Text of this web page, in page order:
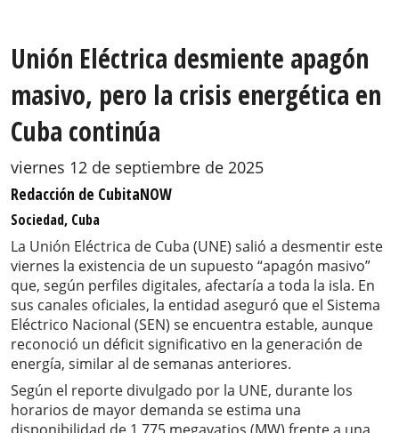
Unión Eléctrica desmiente apagón
masivo, pero la crisis energética en
Cuba continúa
viernes 12 de septiembre de 2025
Redacción de CubitaNOW
Sociedad, Cuba
La Unión Eléctrica de Cuba (UNE) salió a desmentir este
viernes la existencia de un supuesto “apagón masivo”
que, según perfiles digitales, afectaría a toda la isla. En
sus canales oficiales, la entidad aseguró que el Sistema
Eléctrico Nacional (SEN) se encuentra estable, aunque
reconoció un déficit significativo en la generación de
energía, similar al de semanas anteriores.
Según el reporte divulgado por la UNE, durante los
horarios de mayor demanda se estima una